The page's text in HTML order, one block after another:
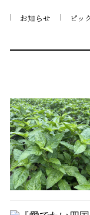
お知らせ ピッ